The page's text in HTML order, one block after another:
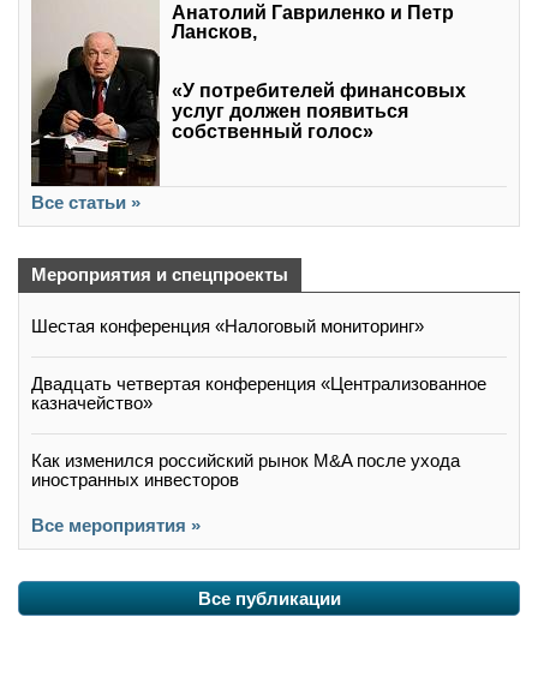
Анатолий Гавриленко и Петр
Лансков,
«У потребителей финансовых
услуг должен появиться
собственный голос»
Все статьи »
Мероприятия и спецпроекты
Шестая конференция «Налоговый мониторинг»
Двадцать четвертая конференция «Централизованное
казначейство»
Как изменился российский рынок M&A после ухода
иностранных инвесторов
Все мероприятия »
Все публикации